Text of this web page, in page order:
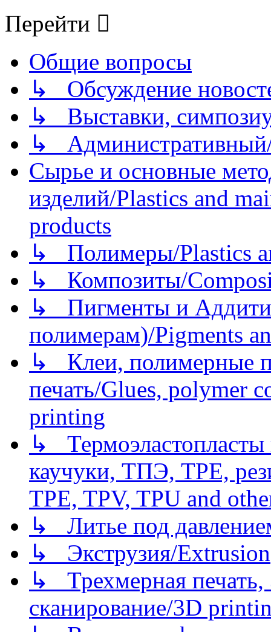
Перейти
Общие вопросы
↳ Обсуждение
↳ Выставки,
↳
Сырье и основные
изделий/Plastics and
products
↳ Полимеры/Plastics
↳ Композиты/
↳ Пигменты и
полимерам)/Pigments
↳ Клеи, полимерные
печать/Glues, polymer
printing
↳
каучуки, ТПЭ, TPE,
TPE, TPV, TPU and
↳ Литье под
↳ Экструзия/Extrusion
↳ Трехмерная
сканирование/3D